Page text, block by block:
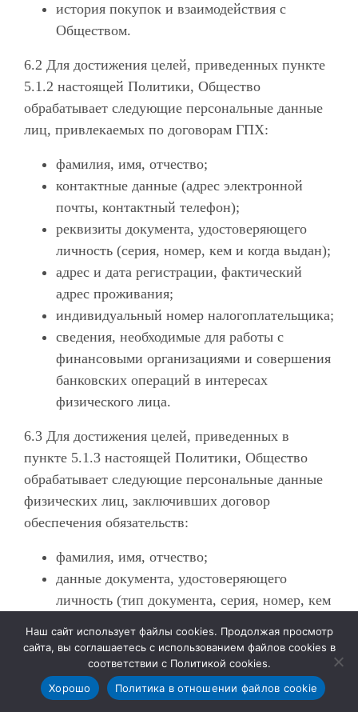
история покупок и взаимодействия с
Обществом.
6.2 Для достижения целей, приведенных пункте
5.1.2 настоящей Политики, Общество
обрабатывает следующие персональные данные
лиц, привлекаемых по договорам ГПХ:
фамилия, имя, отчество;
контактные данные (адрес электронной
почты, контактный телефон);
реквизиты документа, удостоверяющего
личность (серия, номер, кем и когда выдан);
адрес и дата регистрации, фактический
адрес проживания;
индивидуальный номер налогоплательщика;
сведения, необходимые для работы с
финансовыми организациями и совершения
банковских операций в интересах
физического лица.
6.3 Для достижения целей, приведенных в
пункте 5.1.3 настоящей Политики, Общество
обрабатывает следующие персональные данные
физических лиц, заключивших договор
обеспечения обязательств:
фамилия, имя, отчество;
данные документа, удостоверяющего
личность (тип документа, серия, номер, кем
идентификационный номер
налогоплательщика;
адрес регистрации по месту жительства;
Наш сайт использует файлы cookies. Продолжая просмотр
сайта, вы соглашаетесь с использованием файлов cookies в
соответствии с Политикой cookies.
Хорошо
Политика в отношении файлов cookie